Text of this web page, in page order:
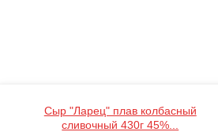
Сыр "Ларец" плав колбасный
сливочный 430г 45%...